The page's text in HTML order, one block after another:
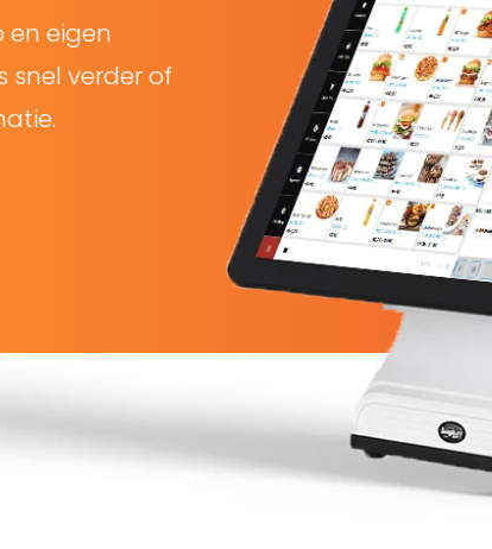
en eigen
snel verder of